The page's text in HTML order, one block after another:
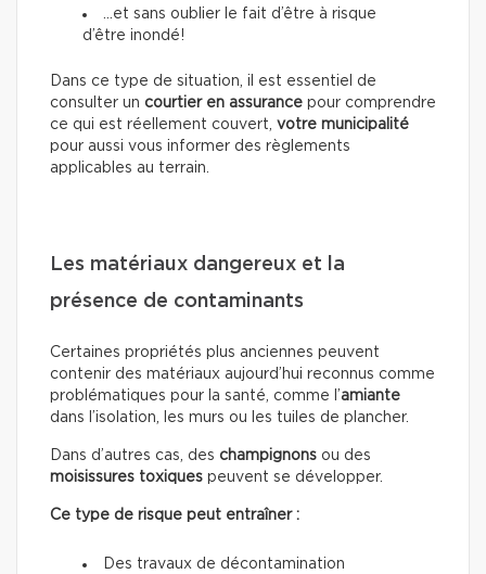
…et sans oublier le fait d’être à risque
d’être inondé!
Dans ce type de situation, il est essentiel de
consulter un courtier en assurance pour comprendre
ce qui est réellement couvert, votre municipalité
pour aussi vous informer des règlements
applicables au terrain.
Les matériaux dangereux et la
présence de contaminants
Certaines propriétés plus anciennes peuvent
contenir des matériaux aujourd’hui reconnus comme
problématiques pour la santé, comme l’amiante
dans l’isolation, les murs ou les tuiles de plancher.
Dans d’autres cas, des champignons ou des
moisissures toxiques peuvent se développer.
Ce type de risque peut entraîner :
Des travaux de décontamination